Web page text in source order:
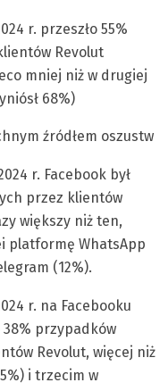
r. przeszło 55%
Revolut
mniej niż w drugiej
68%)
źródłem oszustw
r. Facebook był
przez klientów
większy niż ten,
platformę WhatsApp
(12%).
r. na Facebooku
38% przypadków
Revolut, więcej niż
i trzecim w